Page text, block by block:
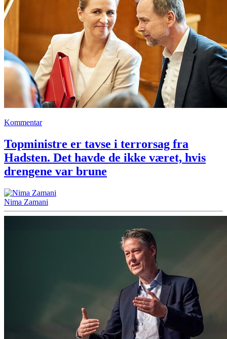
Kommentar
Topministre er tavse i terrorsag fra
Hadsten. Det havde de ikke været, hvis
drengene var brune
Nima Zamani